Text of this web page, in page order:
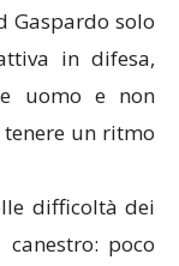
Gaspardo solo
in difesa,
e uomo e non
un ritmo
difficoltà dei
poco